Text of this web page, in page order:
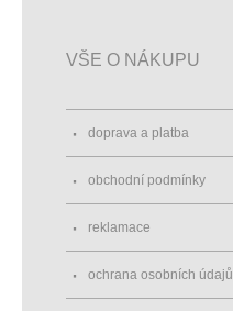
VŠE O NÁKUPU
doprava a platba
obchodní podmínky
reklamace
ochrana osobních údajů